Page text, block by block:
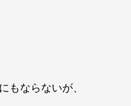
もならないが、